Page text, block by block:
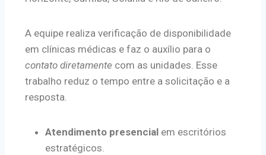
A equipe realiza verificação de disponibilidade
em clínicas médicas e faz o auxílio para o
contato diretamente com as unidades. Esse
trabalho reduz o tempo entre a solicitação e a
resposta.
Atendimento presencial em escritórios
estratégicos.